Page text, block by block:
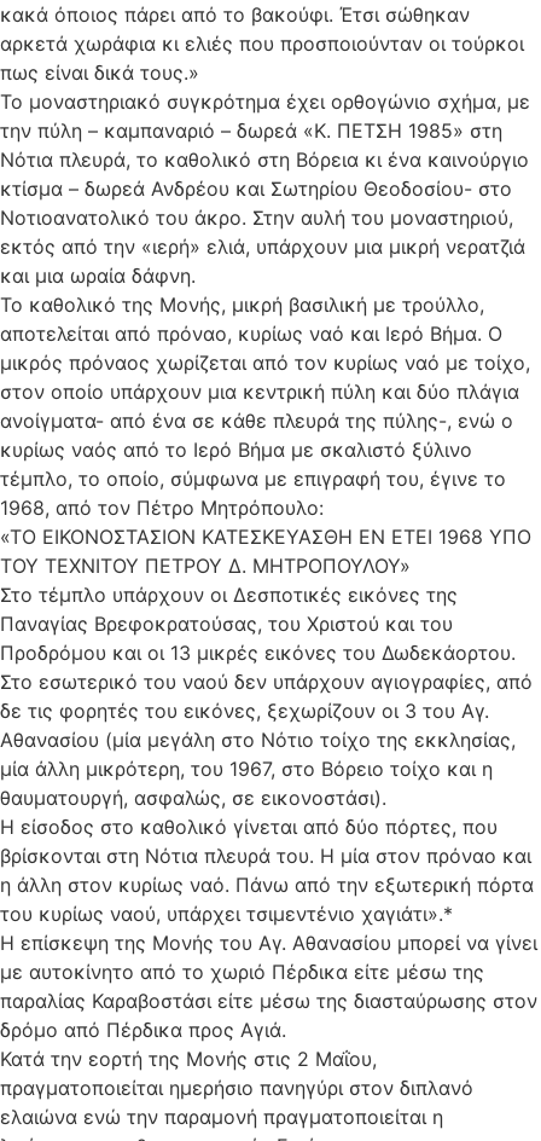
κακά όποιος πάρει από το βακούφι. Έτσι σώθηκαν
αρκετά χωράφια κι ελιές που προσποιούνταν οι τούρκοι
πως είναι δικά τους.»
Το μοναστηριακό συγκρότημα έχει ορθογώνιο σχήμα, με
την πύλη – καμπαναριό – δωρεά «Κ. ΠΕΤΣΗ 1985» στη
Νότια πλευρά, το καθολικό στη Βόρεια κι ένα καινούργιο
κτίσμα – δωρεά Ανδρέου και Σωτηρίου Θεοδοσίου- στο
Νοτιοανατολικό του άκρο. Στην αυλή του μοναστηριού,
εκτός από την «ιερή» ελιά, υπάρχουν μια μικρή νερατζιά
και μια ωραία δάφνη.
To καθολικό της Μονής, μικρή βασιλική με τρούλλο,
αποτελείται από πρόναο, κυρίως ναό και Ιερό Βήμα. Ο
μικρός πρόναος χωρίζεται από τον κυρίως ναό με τοίχο,
στον οποίο υπάρχουν μια κεντρική πύλη και δύο πλάγια
ανοίγματα- από ένα σε κάθε πλευρά της πύλης-, ενώ ο
κυρίως ναός από το Ιερό Βήμα με σκαλιστό ξύλινο
τέμπλο, το οποίο, σύμφωνα με επιγραφή του, έγινε το
1968, από τον Πέτρο Μητρόπουλο:
«ΤΟ ΕΙΚΟΝΟΣΤΑΣΙΟΝ ΚΑΤΕΣΚΕΥΑΣΘΗ ΕΝ ΕΤΕΙ 1968 ΥΠΟ
ΤΟΥ ΤΕΧΝΙΤΟΥ ΠΕΤΡΟΥ Δ. ΜΗΤΡΟΠΟΥΛΟΥ»
Στο τέμπλο υπάρχουν οι Δεσποτικές εικόνες της
Παναγίας Βρεφοκρατούσας, του Χριστού και του
Προδρόμου και οι 13 μικρές εικόνες του Δωδεκάορτου.
Στο εσωτερικό του ναού δεν υπάρχουν αγιογραφίες, από
δε τις φορητές του εικόνες, ξεχωρίζουν οι 3 του Αγ.
Αθανασίου (μία μεγάλη στο Νότιο τοίχο της εκκλησίας,
μία άλλη μικρότερη, του 1967, στο Βόρειο τοίχο και η
θαυματουργή, ασφαλώς, σε εικονοστάσι).
Η είσοδος στο καθολικό γίνεται από δύο πόρτες, που
βρίσκονται στη Νότια πλευρά του. Η μία στον πρόναο και
η άλλη στον κυρίως ναό. Πάνω από την εξωτερική πόρτα
του κυρίως ναού, υπάρχει τσιμεντένιο χαγιάτι».*
Η επίσκεψη της Μονής του Αγ. Αθανασίου μπορεί να γίνει
με αυτοκίνητο από το χωριό Πέρδικα είτε μέσω της
παραλίας Καραβοστάσι είτε μέσω της διασταύρωσης στον
δρόμο από Πέρδικα προς Αγιά.
Κατά την εορτή της Μονής στις 2 Μαΐου,
πραγματοποιείται ημερήσιο πανηγύρι στον διπλανό
ελαιώνα ενώ την παραμονή πραγματοποιείται η